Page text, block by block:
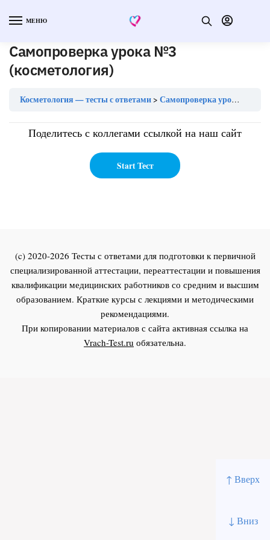
↑ Вверх
↓ Вниз
МЕНЮ
Самопроверка урока №3
(косметология)
Косметология — тесты с ответами Самопроверка урока №3 (косметология)
Поделитесь с коллегами ссылкой на наш сайт
(c) 2020-2026 Тесты с ответами для подготовки к первичной
специализированной аттестации, переаттестации и повышения
квалификации медицинских работников со средним и высшим
образованием. Краткие курсы с лекциями и методическими
рекомендациями.
При копировании материалов с сайта активная ссылка на
Vrach-Test.ru обязательна.